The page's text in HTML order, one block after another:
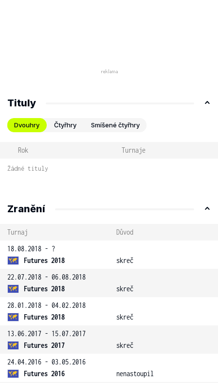
Tituly
Dvouhry Čtyřhry Smíšené čtyřhry
Rok Turnaje
Žádné tituly
Zranění
Turnaj
Důvod
18.08.2018 - ?
Futures 2018
skreč
22.07.2018 - 06.08.2018
Futures 2018
skreč
28.01.2018 - 04.02.2018
Futures 2018
skreč
13.06.2017 - 15.07.2017
Futures 2017
skreč
24.04.2016 - 03.05.2016
Futures 2016
nenastoupil